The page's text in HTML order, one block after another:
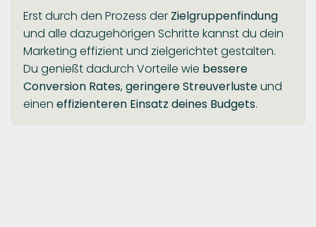
Erst durch den Prozess der Zielgruppenfindung
und alle dazugehörigen Schritte kannst du dein
Marketing effizient und zielgerichtet gestalten.
Du genießt dadurch Vorteile wie bessere
Conversion Rates,geringere Streuverlusteund
einen effizienteren Einsatz deines Budgets.